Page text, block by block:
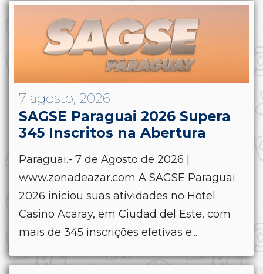
7 agosto, 2026
SAGSE Paraguai 2026 Supera
345 Inscritos na Abertura
Paraguai.- 7 de Agosto de 2026 |
www.zonadeazar.com A SAGSE Paraguai
2026 iniciou suas atividades no Hotel
Casino Acaray, em Ciudad del Este, com
mais de 345 inscrições efetivas e...